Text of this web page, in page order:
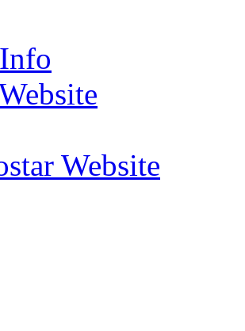
Website